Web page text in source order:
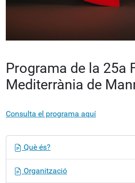
Programa de la 25a
Mediterrània de
Consulta el programa aquí
Què és?
Organització